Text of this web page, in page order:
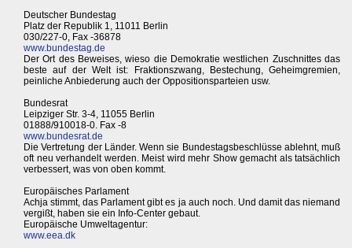
Deutscher Bundestag
Platz der Republik 1, 11011 Berlin
030/227-0, Fax -36878
www.bundestag.de
Der Ort des Beweises, wieso die Demokratie westlichen Zuschnittes das
beste auf der Welt ist: Fraktionszwang, Bestechung, Geheimgremien,
peinliche Anbiederung auch der Oppositionsparteien usw.
Bundesrat
Leipziger Str. 3-4, 11055 Berlin
01888/910018-0. Fax -8
www.bundesrat.de
Die Vertretung der Länder. Wenn sie Bundestagsbeschlüsse ablehnt, muß
oft neu verhandelt werden. Meist wird mehr Show gemacht als tatsächlich
verbessert, was von oben kommt.
Europäisches Parlament
Achja stimmt, das Parlament gibt es ja auch noch. Und damit das niemand
vergißt, haben sie ein Info-Center gebaut.
Europäische Umweltagentur:
www.eea.dk